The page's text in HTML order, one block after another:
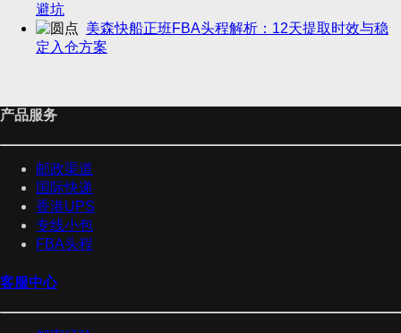
避坑
美森快船正班FBA头程解析：12天提取时效与稳
定入仓方案
产品服务
邮政渠道
国际快递
香港UPS
专线小包
FBA头程
客服中心